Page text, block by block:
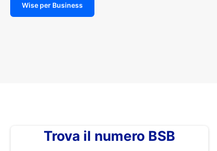
Wise per Business
Trova il numero BSB